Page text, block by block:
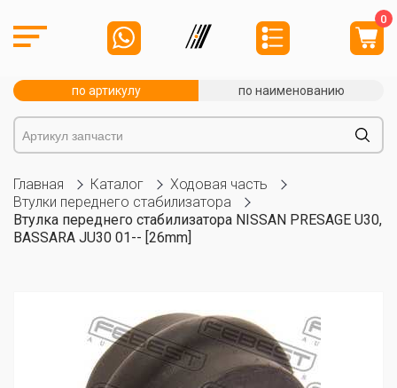
0
по артикулу по наименованию
Главная Каталог
Ходовая часть
Втулки переднего стабилизатора
Втулка переднего стабилизатора NISSAN PRESAGE U30,
BASSARA JU30 01-- [26mm]